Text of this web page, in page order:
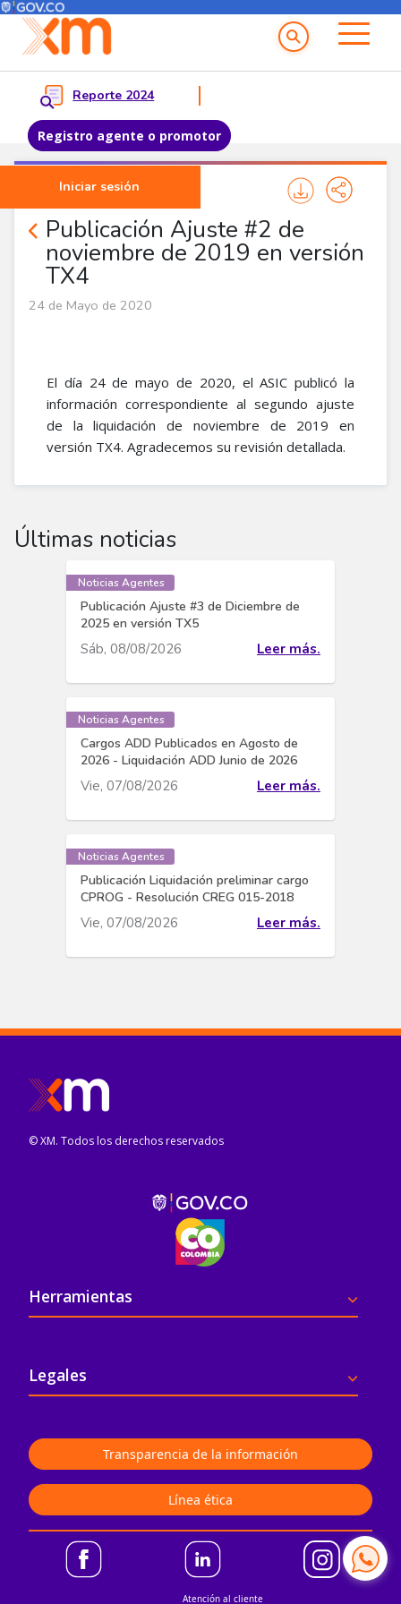
Pasar al contenido principal
Menú del Usuario
Reporte 2024
Registro agente o promotor
Iniciar sesión
Menu principal
Publicación Ajuste #2 de
noviembre de 2019 en versión
TX4
Noticias Agentes
24 de Mayo de 2020
El día 24 de mayo de 2020, el ASIC publicó la
información correspondiente al segundo ajuste
de la liquidación de noviembre de 2019 en
versión TX4. Agradecemos su revisión detallada.
Atención al cliente
Últimas noticias
Noticias Agentes
Publicación Ajuste #3 de Diciembre de
2025 en versión TX5
Sáb, 08/08/2026 Leer más.
Noticias Agentes
Cargos ADD Publicados en Agosto de
2026 - Liquidación ADD Junio de 2026
Vie, 07/08/2026 Leer más.
Noticias Agentes
Publicación Liquidación preliminar cargo
CPROG - Resolución CREG 015-2018
Vie, 07/08/2026 Leer más.
© XM. Todos los derechos reservados
Pie de página
Herramientas
Legales
Transparencia de la información
Línea ética